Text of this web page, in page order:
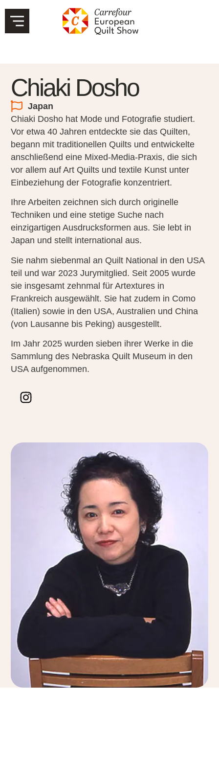
Chiaki Dosho
Japan
Chiaki Dosho hat Mode und Fotografie studiert.
Vor etwa 40 Jahren entdeckte sie das Quilten,
begann mit traditionellen Quilts und entwickelte
anschließend eine Mixed-Media-Praxis, die sich
vor allem auf Art Quilts und textile Kunst unter
Einbeziehung der Fotografie konzentriert.
Ihre Arbeiten zeichnen sich durch originelle
Techniken und eine stetige Suche nach
einzigartigen Ausdrucksformen aus. Sie lebt in
Japan und stellt international aus.
Sie nahm siebenmal an Quilt National in den USA
teil und war 2023 Jurymitglied. Seit 2005 wurde
sie insgesamt zehnmal für Artextures in
Frankreich ausgewählt. Sie hat zudem in Como
(Italien) sowie in den USA, Australien und China
(von Lausanne bis Peking) ausgestellt.
Im Jahr 2025 wurden sieben ihrer Werke in die
Sammlung des Nebraska Quilt Museum in den
USA aufgenommen.